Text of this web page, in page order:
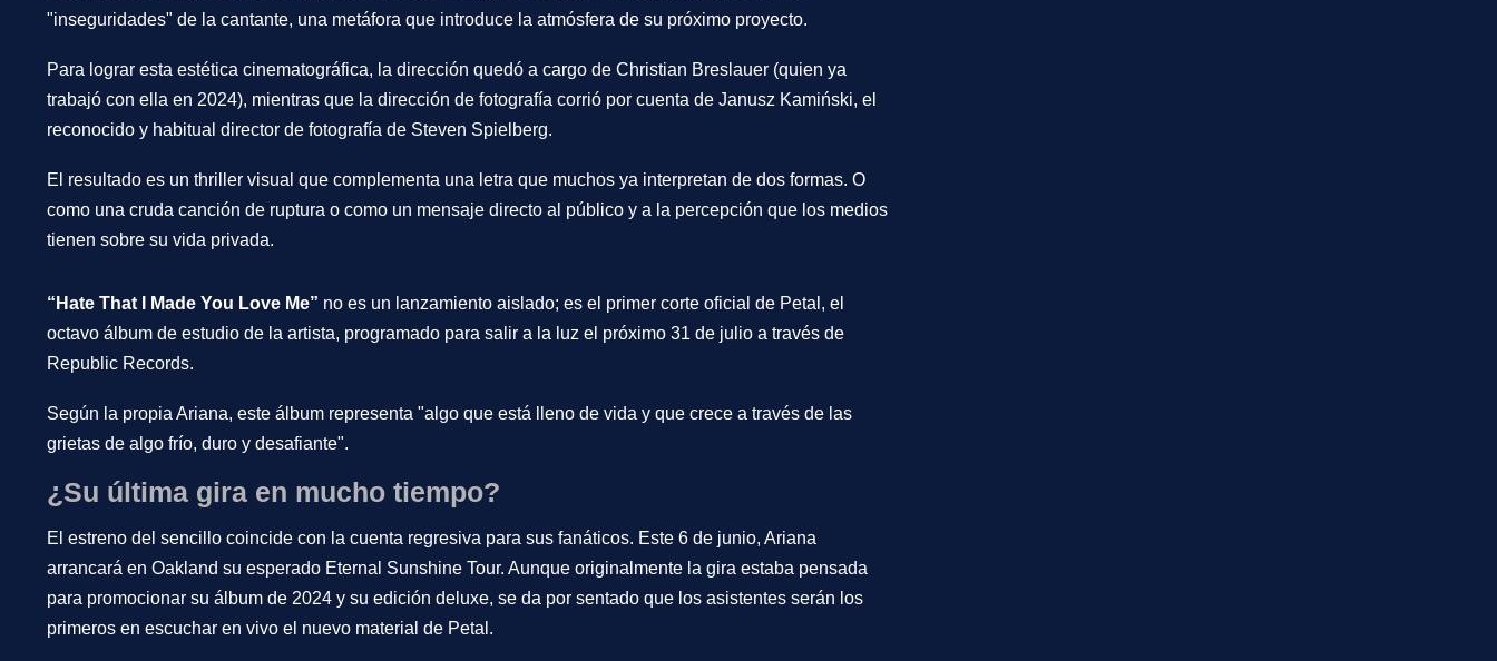
"inseguridades" de la cantante, una metáfora que introduce la atmósfera de su próximo proyecto.
Para lograr esta estética cinematográfica, la dirección quedó a cargo de Christian Breslauer (quien ya
trabajó con ella en 2024), mientras que la dirección de fotografía corrió por cuenta de Janusz Kamiński, el
reconocido y habitual director de fotografía de Steven Spielberg.
El resultado es un thriller visual que complementa una letra que muchos ya interpretan de dos formas. O
como una cruda canción de ruptura o como un mensaje directo al público y a la percepción que los medios
tienen sobre su vida privada.
“Hate That I Made You Love Me” no es un lanzamiento aislado; es el primer corte oficial de Petal , el
octavo álbum de estudio de la artista, programado para salir a la luz el próximo 31 de julio a través de
Republic Records.
Según la propia Ariana, este álbum representa "algo que está lleno de vida y que crece a través de las
grietas de algo frío, duro y desafiante".
¿Su última gira en mucho tiempo?
El estreno del sencillo coincide con la cuenta regresiva para sus fanáticos. Este 6 de junio, Ariana
arrancará en Oakland su esperado Eternal Sunshine Tour. Aunque originalmente la gira estaba pensada
para promocionar su álbum de 2024 y su edición deluxe, se da por sentado que los asistentes serán los
primeros en escuchar en vivo el nuevo material de Petal.